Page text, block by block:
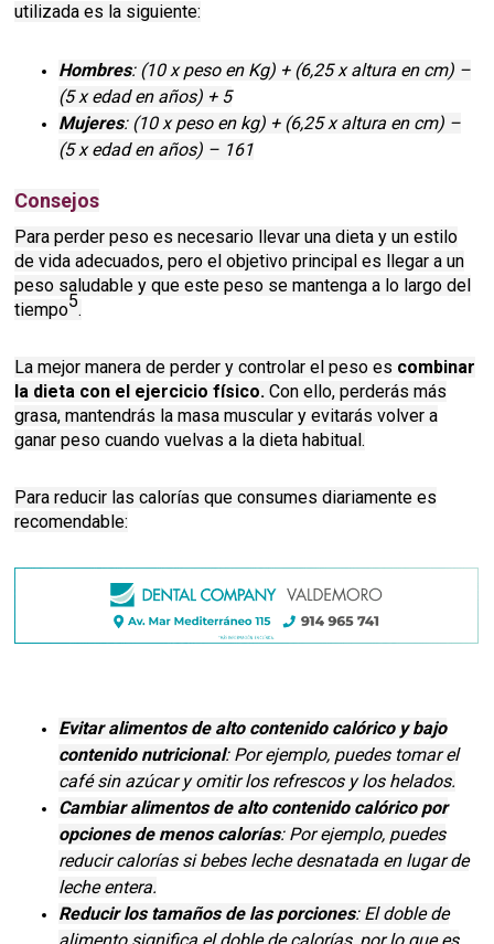
utilizada es la siguiente:
Hombres: (10 x peso en Kg) + (6,25 x altura en cm) –
(5 x edad en años) + 5
Mujeres: (10 x peso en kg) + (6,25 x altura en cm) –
(5 x edad en años) – 161
Consejos
Para perder peso es necesario llevar una dieta y un estilo
de vida adecuados, pero el objetivo principal es llegar a un
peso saludable y que este peso se mantenga a lo largo del
tiempo5.
La mejor manera de perder y controlar el peso es combinar
la dieta con el ejercicio físico. Con ello, perderás más
grasa, mantendrás la masa muscular y evitarás volver a
ganar peso cuando vuelvas a la dieta habitual.
Para reducir las calorías que consumes diariamente es
recomendable:
Evitar alimentos de alto contenido calórico y bajo
contenido nutricional: Por ejemplo, puedes tomar el
café sin azúcar y omitir los refrescos y los helados.
Cambiar alimentos de alto contenido calórico por
opciones de menos calorías: Por ejemplo, puedes
reducir calorías si bebes leche desnatada en lugar de
leche entera.
Reducir los tamaños de las porciones: El doble de